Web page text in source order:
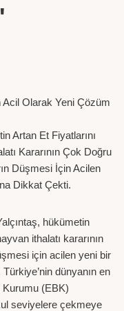
Acil Olarak Yeni Çözüm
Artan Et Fiyatlarını
Kararının Çok Doğru
Düşmesi İçin Acilen
Dikkat Çekti.
hükümetin
ithalatı kararının
için acilen yeni bir
dünyanın en
Kurumu (EBK)
seviyelere çekmeye